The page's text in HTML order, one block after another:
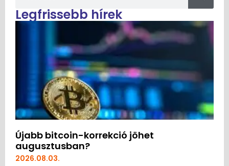
Legfrissebb hírek
Újabb bitcoin-korrekció jöhet
augusztusban?
2026.08.03.